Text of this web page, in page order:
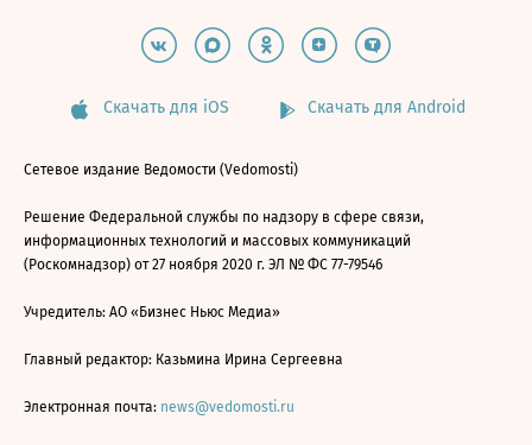
Скачать для iOS Скачать для Android
Сетевое издание Ведомости (Vedomosti)
Решение Федеральной службы по надзору в сфере связи,
информационных технологий и массовых коммуникаций
(Роскомнадзор) от 27 ноября 2020 г. ЭЛ № ФС 77-79546
Учредитель: АО «Бизнес Ньюс Медиа»
Главный редактор: Казьмина Ирина Сергеевна
Электронная почта: news@vedomosti.ru